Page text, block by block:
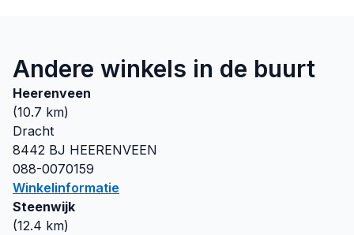
Andere winkels in de buurt
Heerenveen
(10.7 km)
Dracht
8442 BJ HEERENVEEN
088-0070159
Winkelinformatie
Steenwijk
(12.4 km)